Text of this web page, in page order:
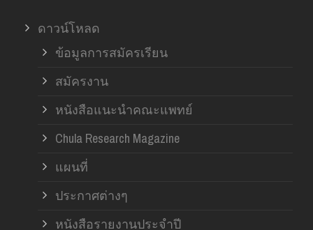
ดาวน์โหลด
ข้อมูลการสมัครเรียน
สมัครงาน
หนังสือแนะนำคณะแพทย์
Chula Research Magazine
แผนที่
ประกาศต่างๆ
หนังสือรายงานประจำปี